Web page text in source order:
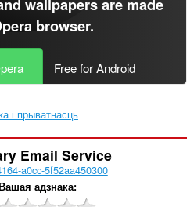
wallpapers are made
browser.
Free for Android
і прыватнасць
Email Service
a0cc-5f52aa450300
адзнака